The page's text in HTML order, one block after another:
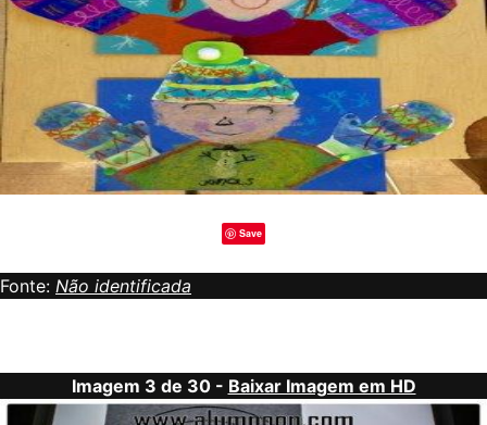
Save
Fonte: Não identificada
Imagem 3 de 30 - Baixar Imagem em HD